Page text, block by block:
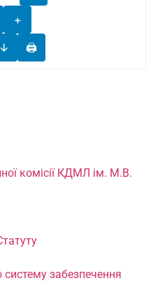
+
↓ 🖨
комісії КДМЛ ім. М.В.
забезпечення